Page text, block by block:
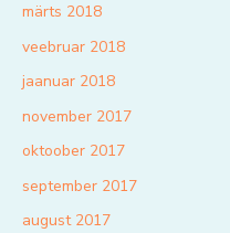
märts 2018
veebruar 2018
jaanuar 2018
november 2017
oktoober 2017
september 2017
august 2017